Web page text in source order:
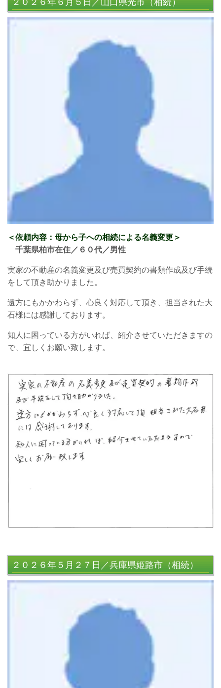
＜依頼内容：母から子への相続による名義変更 ＞
千葉県柏市在住／６０代／男性
実家の不動産の名義変更及び売買契約の書類作成及び手続
をして頂き助かりました。
遠方にもかかわらず、心良く対応して頂き、担当された大
石様には感謝しております。
知人に困っている方がいれば、紹介させていただきますの
で、宜しくお願い致します。
２０２６年５月２７日／兵庫県姫路市（相続）